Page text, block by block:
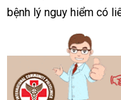
bệnh lý nguy hiểm có